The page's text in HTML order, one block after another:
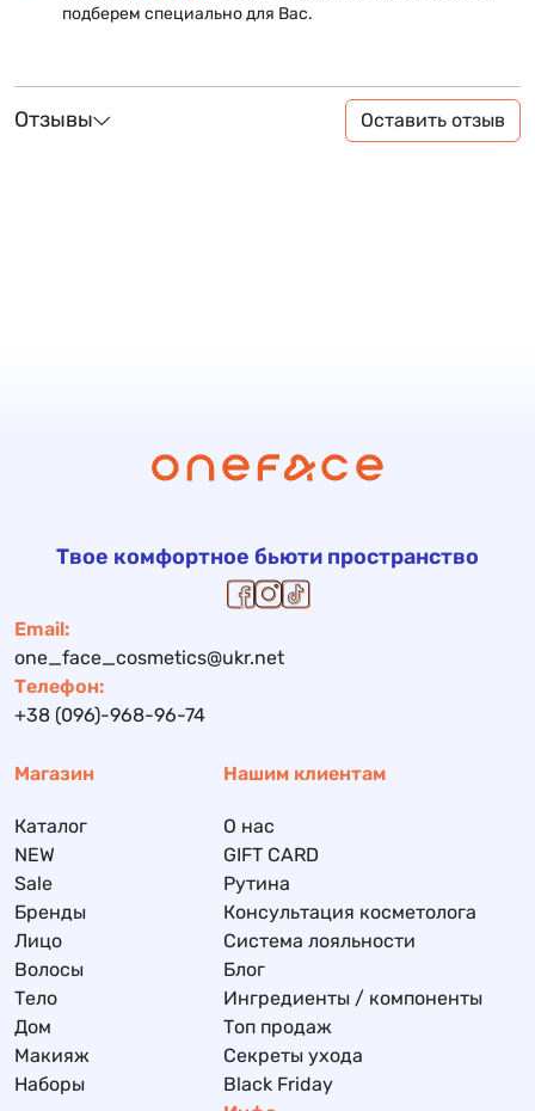
подберем специально для Вас.
Отзывы Оставить отзыв
Твое комфортное бьюти пространство
Email:
one_face_cosmetics@ukr.net
Телефон:
+38 (096)-968-96-74
Магазин
Каталог
NEW
Sale
Бренды
Лицо
Волосы
Тело
Дом
Макияж
Наборы
Нашим клиентам
О нас
GIFT CARD
Рутина
Консультация косметолога
Система лояльности
Блог
Ингредиенты / компоненты
Топ продаж
Секреты ухода
Black Friday